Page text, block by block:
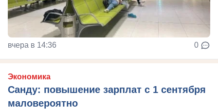
вчера в 14:36 0
Экономика
Санду: повышение зарплат с 1 сентября
маловероятно